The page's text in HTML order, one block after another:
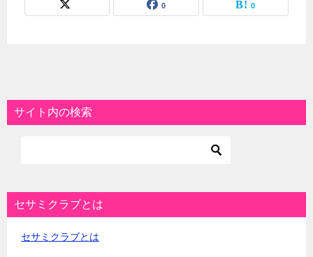
0 0
サイト内の検索
セサミクラブとは
セサミクラブとは